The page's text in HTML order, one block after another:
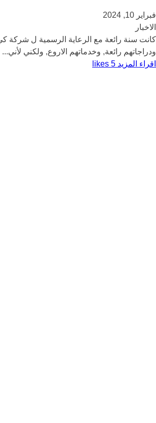
فبراير 10, 2024
الاخبار
كانت سنة رائعة مع الرعاية الرسمية ل شركة
ودراجاتهم رائعة, وخدماتهم الاروع, ولكني لأني...
اقراء المزيد 5